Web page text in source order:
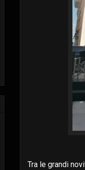
Tra le grandi